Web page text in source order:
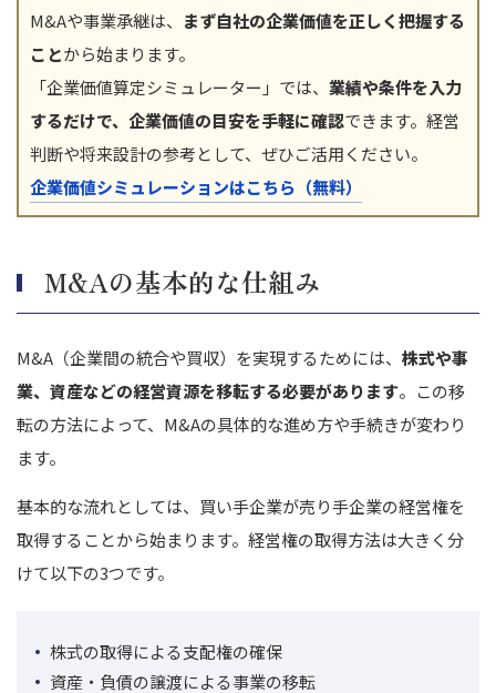
M&Aや事業承継は、 まず自社の企業価値を正しく把握する
ことから始まります。
「企業価値算定シミュレーター」では、 業績や条件を入力
するだけで、企業価値の目安を手軽に確認できます。経営
判断や将来設計の参考として、ぜひご活用ください。
企業価値シミュレーションはこちら（無料）
M&Aの基本的な仕組み
M&A（企業間の統合や買収）を実現するためには、 株式や事
業、資産などの経営資源を移転する必要があります。この移
転の方法によって、M&Aの具体的な進め方や手続きが変わり
ます。
基本的な流れとしては、買い手企業が売り手企業の経営権を
取得することから始まります。経営権の取得方法は大きく分
けて以下の3つです。
株式の取得による支配権の確保
資産・負債の譲渡による事業の移転